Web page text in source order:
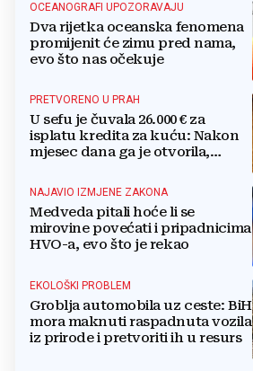
OCEANOGRAFI UPOZORAVAJU
Dva rijetka oceanska fenomena
promijenit će zimu pred nama,
evo što nas očekuje
PRETVORENO U PRAH
U sefu je čuvala 26.000 € za
isplatu kredita za kuću: Nakon
mjesec dana ga je otvorila,
NAJAVIO IZMJENE ZAKONA
Medveda pitali hoće li se
mirovine povećati i pripadnicima
HVO-a, evo što je rekao
EKOLOŠKI PROBLEM
Groblja automobila uz ceste: BiH
mora maknuti raspadnuta vozila
iz prirode i pretvoriti ih u resurs